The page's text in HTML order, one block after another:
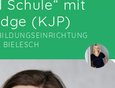
Schule“ mit
(KJP)
BIELESCH